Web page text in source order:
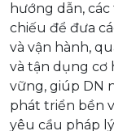
hướng dẫn,
chiếu để đưa
và vận hành,
và tận dụng cơ
vững, giúp DN
phát triển bền
yêu cầu pháp